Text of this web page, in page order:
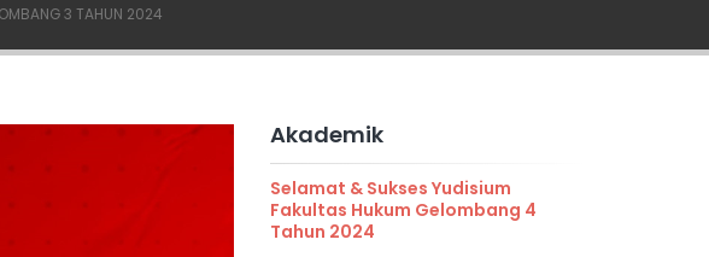
3 TAHUN 2024
Akademik
Selamat & Sukses Yudisium
Fakultas Hukum Gelombang 4
Tahun 2024